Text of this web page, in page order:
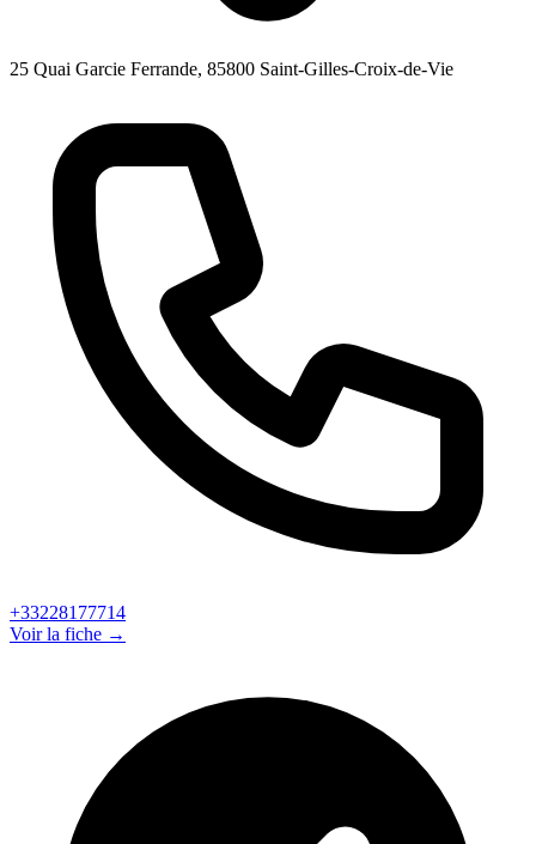
25 Quai Garcie Ferrande, 85800 Saint-Gilles-Croix-de-Vie
+33228177714
Voir la fiche →